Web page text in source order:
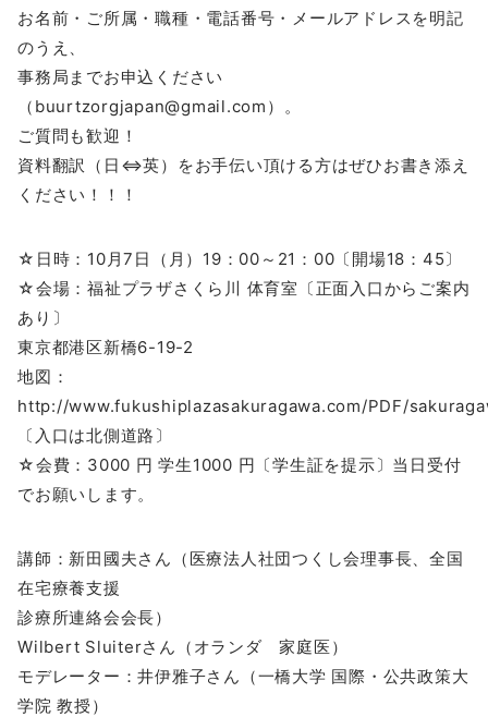
お名前・ご所属・職種・電話番号・メールアドレスを明記
のうえ、
事務局までお申込ください
（buurtzorgjapan@gmail.com）。
ご質問も歓迎！
資料翻訳（日⇔英）をお手伝い頂ける方はぜひお書き添え
ください！！！
☆日時：10月7日（月）19：00～21：00〔開場18：45〕
☆会場：福祉プラザさくら川 体育室〔正面入口からご案内
あり〕
東京都港区新橋6-19-2
地図：
http://www.fukushiplazasakuragawa.com/PDF/
〔入口は北側道路〕
☆会費：3000 円 学生1000 円〔学生証を提示〕当日受付
でお願いします。
講師：新田國夫さん（医療法人社団つくし会理事長、全国
在宅療養支援
診療所連絡会会長）
Wilbert Sluiterさん（オランダ 家庭医）
モデレーター：井伊雅子さん（一橋大学 国際・公共政策大
学院 教授）